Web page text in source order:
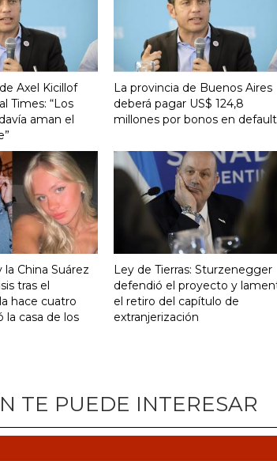
Axel Kicillof
Times: “Los
aman el
La provincia de Buenos Aires
deberá pagar US$ 124,8
millones por bonos en default
la China Suárez
tras el
hace cuatro
la casa de los
Ley de Tierras: Sturzenegger
defendió el proyecto y
el retiro del capítulo de
extranjerización
TE PUEDE INTERESAR